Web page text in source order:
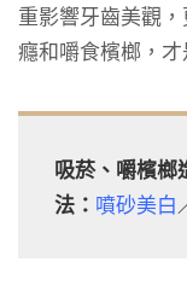
重影響牙齒美觀
癮和嚼食檳榔，才
吸菸、嚼檳榔
法： 噴砂美白